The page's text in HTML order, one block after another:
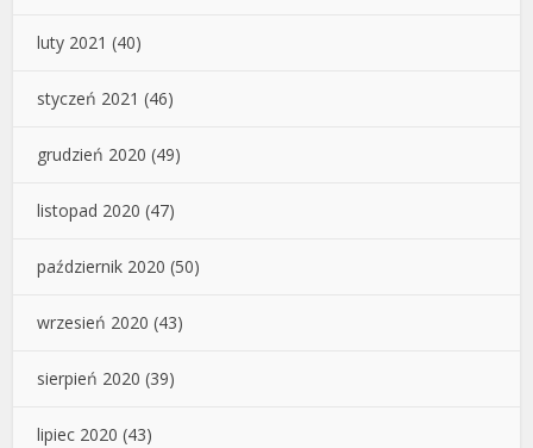
luty 2021 (40)
styczeń 2021 (46)
grudzień 2020 (49)
listopad 2020 (47)
październik 2020 (50)
wrzesień 2020 (43)
sierpień 2020 (39)
lipiec 2020 (43)